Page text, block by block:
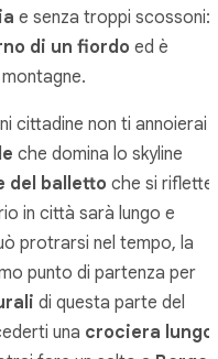
e senza troppi scossoni:
di un fiordo ed è
cittadine non ti annoierai
che domina lo skyline
del balletto che si riflette
in città sarà lungo e
protrarsi nel tempo, la
punto di partenza per
di questa parte del
una crociera lungo